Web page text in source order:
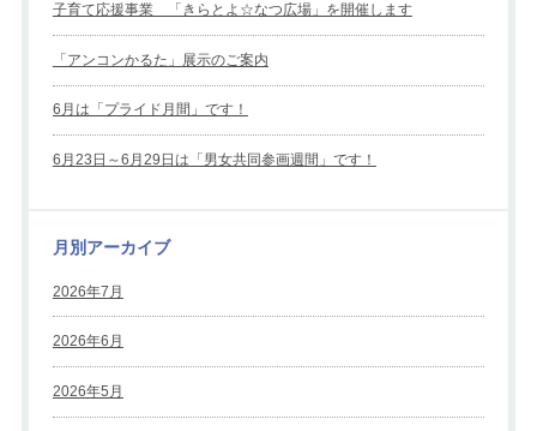
子育て応援事業 「きらとよ☆なつ広場」を開催します
「アンコンかるた」展示のご案内
6月は「プライド月間」です！
6月23日～6月29日は「男女共同参画週間」です！
月別アーカイブ
2026年7月
2026年6月
2026年5月